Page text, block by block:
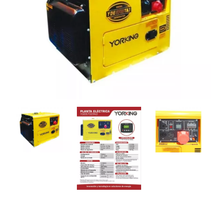
Previous